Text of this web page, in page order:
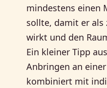
mindestens einen
sollte, damit er als
wirkt und den
Ein kleiner Tipp
Anbringen an
kombiniert mit